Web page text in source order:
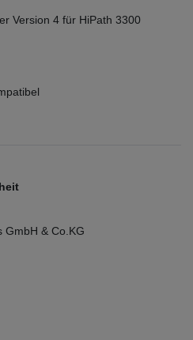
Version 4 für HiPath 3300
GmbH & Co.KG